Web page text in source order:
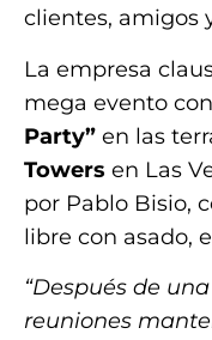
clientes, amigos
La empresa
mega evento
Party” en las
Towers en Las
por Pablo Bisio,
libre con asado,
“Después de
reuniones